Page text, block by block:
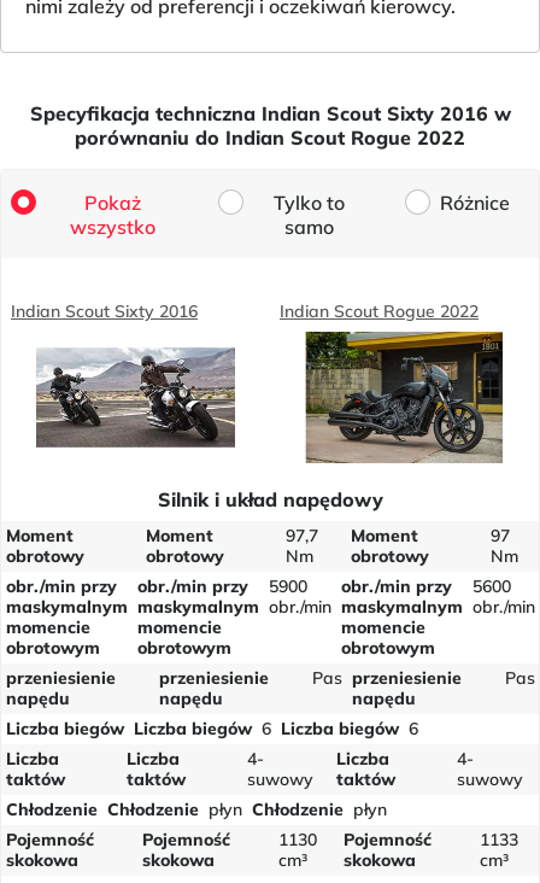
nimi zależy od preferencji i oczekiwań kierowcy.
Specyfikacja techniczna Indian Scout Sixty 2016 w
porównaniu do Indian Scout Rogue 2022
Pokaż
wszystko
Tylko to
samo
Różnice
Indian Scout Sixty 2016 Indian Scout Rogue 2022
Silnik i układ napędowy
Moment
obrotowy
Moment
obrotowy
97,7
Nm
Moment
obrotowy
97
Nm
obr./min przy
maskymalnym
momencie
obrotowym
obr./min przy
maskymalnym
momencie
obrotowym
5900
obr./min
obr./min przy
maskymalnym
momencie
obrotowym
5600
obr./min
przeniesienie
napędu
przeniesienie
napędu
Pas przeniesienie
napędu
Pas
Liczba biegów Liczba biegów 6 Liczba biegów 6
Liczba
taktów
Liczba
taktów
4-
suwowy
Liczba
taktów
4-
suwowy
Chłodzenie Chłodzenie płyn Chłodzenie płyn
Pojemność
skokowa
Pojemność
skokowa
1130
cm³
Pojemność
skokowa
1133
cm³